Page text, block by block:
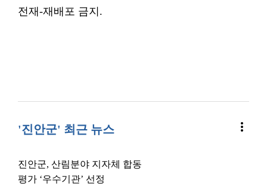
전재-재배포 금지.
'진안군' 최근 뉴스 more_vert
진안군, 산림분야 지자체 합동
평가 ‘우수기관’ 선정